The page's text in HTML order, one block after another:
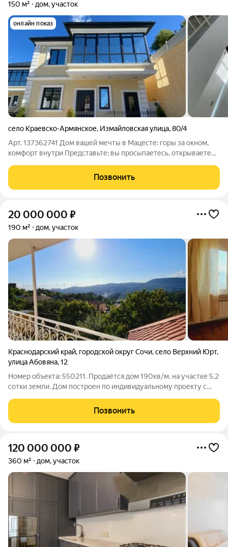
150 м² дом, участок
онлайн показ
село Краевско-Армянское, Измайловская улица,80/4
Арт. 137362741 Дом вашей мечты в Мацесте: горы за окном,
комфорт внутри Представьте: вы просыпаетесь, открываете
глазамивеличественные вершины. Именно так выглядит
жизнь в этом доме на ул. Измайловской в
Позвонить
20 000 000 ₽
190 м² дом, участок
Краснодарский край, городской округ Сочи,село Верхний Юрт,
улица Абовяна,12
Номер объекта: 550211. Продаётся дом 190кв/м. на участке 5,2
сотки земли. Дом построен по индивидуальному проекту с
Подключены все центральные коммуникации, кроме
канализации. Очистка сточных материалов
Позвонить
120 000 000 ₽
360 м² дом, участок